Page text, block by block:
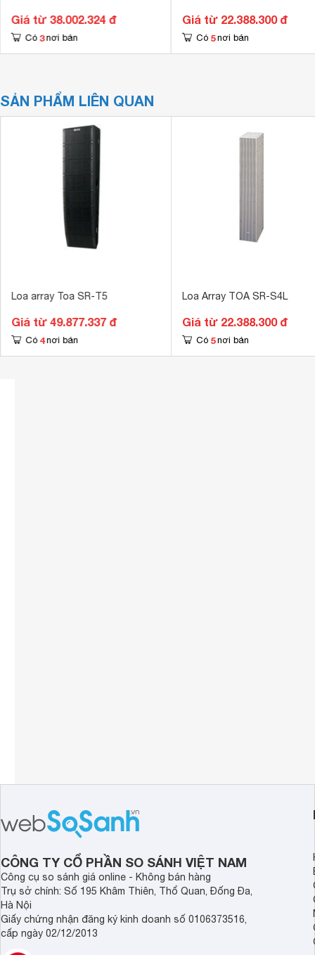
Giá từ 38.002.324 đ
Có 3 nơi bán
Giá từ 22.388.300 đ
Có 5 nơi bán
SẢN PHẨM LIÊN QUAN
Loa array Toa SR-T5
Giá từ 49.877.337 đ
Có 4 nơi bán
Loa Array TOA SR-S4L
Giá từ 22.388.300 đ
Có 5 nơi bán
CÔNG TY CỔ PHẦN SO SÁNH VIỆT NAM
Công cụ so sánh giá online - Không bán hàng
Trụ sở chính: Số 195 Khâm Thiên, Thổ Quan, Đống Đa,
Hà Nội
Giấy chứng nhận đăng ký kinh doanh số 0106373516,
cấp ngày 02/12/2013